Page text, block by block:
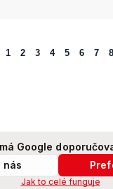
1 2 3 4 5 6 7 8
Google
nás
Jak to celé funguje